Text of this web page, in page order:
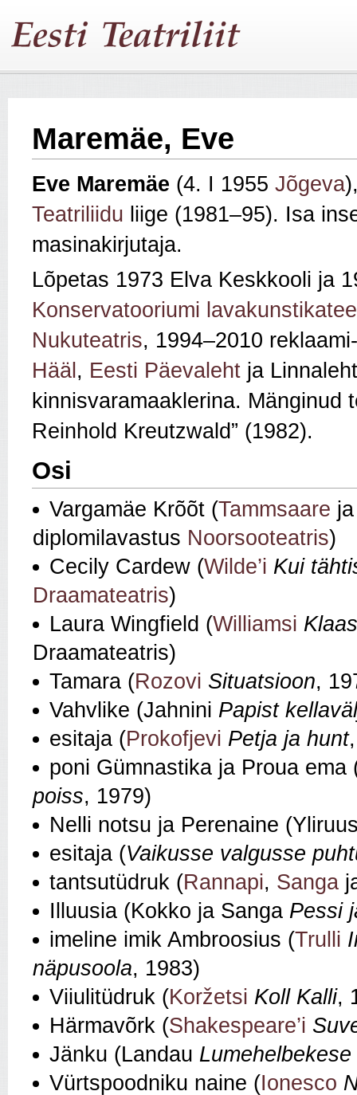
Maremäe, Eve
Eve Maremäe (4. I 1955 Jõgeva
Teatriliidu liige (1981–95). Isa
masinakirjutaja.
Lõpetas 1973 Elva Keskkooli ja
Konservatooriumi
Nukuteatris, 1994–2010
Hääl , Eesti Päevaleht ja
kinnisvaramaaklerina. Mänginud
Reinhold Kreutzwald” (1982).
Osi
Vargamäe Krõõt (Tammsaare
diplomilavastus Noorsooteatris)
Cecily Cardew (Wilde’i Kui
Draamateatris)
Laura Wingfield (Williamsi
Draamateatris)
Tamara (Rozovi Situatsioon,
Vahvlike (Jahnini Papist
esitaja (Prokofjevi Petja ja hunt
poni Gümnastika ja Proua ema
poiss, 1979)
Nelli notsu ja Perenaine
esitaja (Vaikusse valgusse
tantsutüdruk (Rannapi, Sanga
Illuusia (Kokko ja Sanga Pessi
imeline imik Ambroosius (Trulli
näpusoola, 1983)
Viiulitüdruk (Koržetsi Koll Kalli,
Härmavõrk (Shakespeare’i
Jänku (Landau
Vürtspoodniku naine (Ionesco